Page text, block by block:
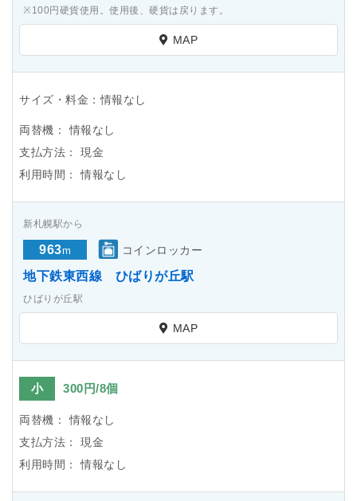
※100円硬貨使用。使用後、硬貨は戻ります。
MAP
サイズ・料金：情報なし
両替機：
情報なし
支払方法：
現金
利用時間：
情報なし
新札幌駅から
963m コインロッカー
地下鉄東西線 ひばりが丘駅
ひばりが丘駅
MAP
小 300円/8個
両替機：
情報なし
支払方法：
現金
利用時間：
情報なし